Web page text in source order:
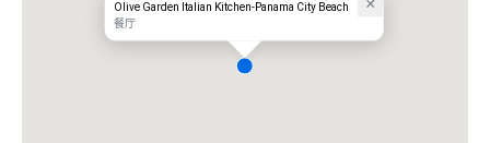
Olive Garden Italian Kitchen-Panama City Beach
餐厅